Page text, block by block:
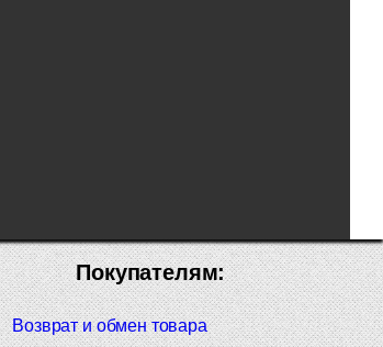
Покупателям:
Возврат и обмен товара